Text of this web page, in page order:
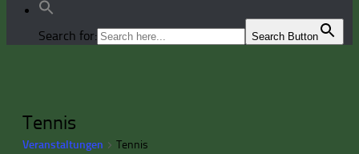
Search for: Search Button
Tennis
Veranstaltungen Tennis